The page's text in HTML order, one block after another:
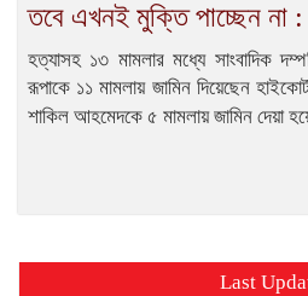
তবে এখনই মুক্তি পাচ্ছেন না
হত্যাসহ ১৩ মামলার মধ্যে সাংবাদিক
রূপাকে ১১ মামলায় জামিন দিয়েছেন
শাকিল আহমেদকে ৫ মামলায় জামিন দেয়া
Last